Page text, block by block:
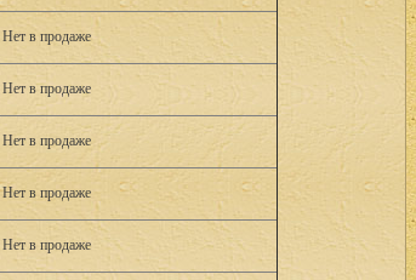
Нет в продаже
Нет в продаже
Нет в продаже
Нет в продаже
Нет в продаже